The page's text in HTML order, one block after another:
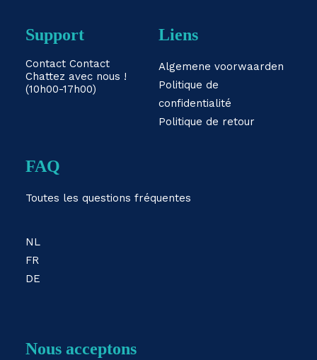
Support
Contact Contact
Chattez avec nous !
(10h00-17h00)
Liens
Algemene voorwaarden
Politique de
confidentialité
Politique de retour
FAQ
Toutes les questions fréquentes
NL
FR
DE
Nous acceptons